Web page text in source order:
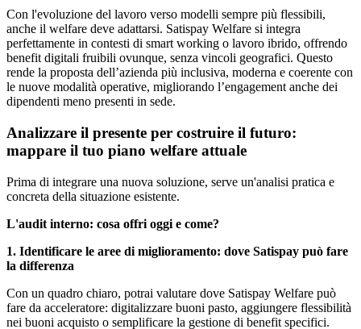
Con l'evoluzione del lavoro verso modelli sempre più flessibili,
anche il welfare deve adattarsi. Satispay Welfare si integra
perfettamente in contesti di smart working o lavoro ibrido, offrendo
benefit digitali fruibili ovunque, senza vincoli geografici. Questo
rende la proposta dell’azienda più inclusiva, moderna e coerente con
le nuove modalità operative, migliorando l’engagement anche dei
dipendenti meno presenti in sede.
Analizzare il presente per costruire il futuro:
mappare il tuo piano welfare attuale
Prima di integrare una nuova soluzione, serve un'analisi pratica e
concreta della situazione esistente.
L'audit interno: cosa offri oggi e come?
1. Identificare le aree di miglioramento: dove Satispay può fare
la differenza
Con un quadro chiaro, potrai valutare dove Satispay Welfare può
fare da acceleratore: digitalizzare buoni pasto, aggiungere flessibilità
nei buoni acquisto o semplificare la gestione di benefit specifici.